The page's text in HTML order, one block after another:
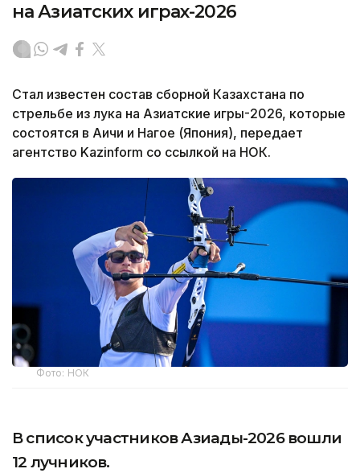
на Азиатских играх-2026
Стал известен состав сборной Казахстана по
стрельбе из лука на Азиатские игры-2026, которые
состоятся в Аичи и Нагое (Япония), передает
агентство Kazinform со ссылкой на НОК.
Фото: НОК
В список участников Азиады-2026 вошли
12 лучников.